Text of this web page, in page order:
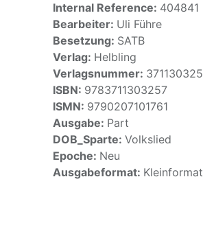
Internal Reference: 404841
Bearbeiter: Uli Führe
Besetzung: SATB
Verlag: Helbling
Verlagsnummer: 371130325
ISBN: 9783711303257
ISMN: 9790207101761
Ausgabe: Part
DOB_Sparte: Volkslied
Epoche: Neu
Ausgabeformat: Kleinformat